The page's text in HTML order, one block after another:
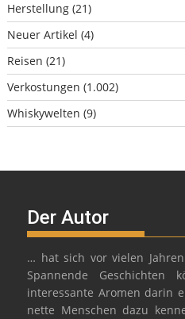
Herstellung (21)
Neuer Artikel (4)
Reisen (21)
Verkostungen (1.002)
Whiskywelten (9)
Der Autor
… hat sich vor vielen
Spannende Geschichten
interessante Aromen darin
nette Menschen dazu